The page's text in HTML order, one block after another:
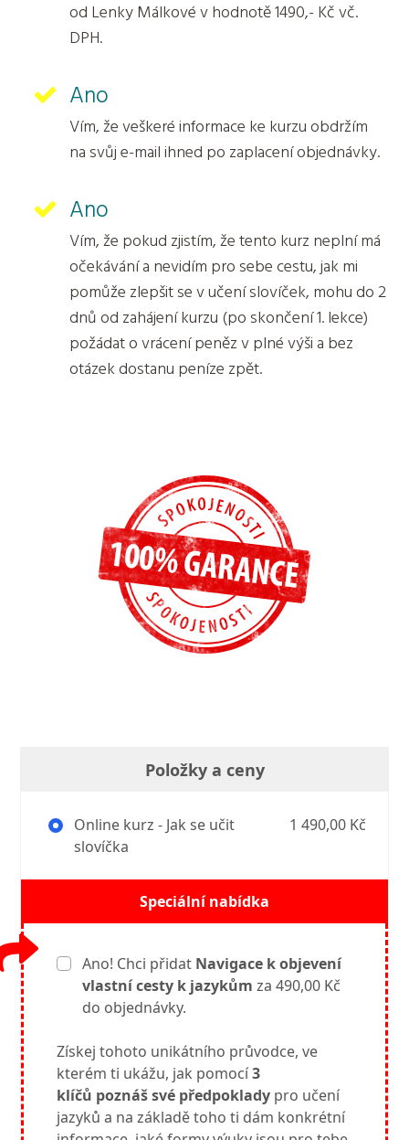
od Lenky Málkové v hodnotě 1490,- Kč vč.
DPH.
Ano
Vím, že veškeré informace ke kurzu obdržím
na svůj e-mail ihned po zaplacení objednávky.
Ano
Vím, že pokud zjistím, že tento kurz neplní má
očekávání a nevidím pro sebe cestu, jak mi
pomůže zlepšit se v učení slovíček, mohu do 2
dnů od zahájení kurzu (po skončení 1. lekce)
požádat o vrácení peněz v plné výši a bez
otázek dostanu peníze zpět.
Položky a ceny
Online kurz - Jak se učit
slovíčka
1 490,00 Kč
Speciální nabídka
Ano! Chci přidat Navigace k objevení
vlastní cesty k jazykům za 490,00 Kč
do objednávky.
Získej tohoto unikátního průvodce, ve
kterém ti ukážu, jak pomocí3
klíčů poznáš své předpoklady pro učení
jazyků a na základě toho ti dám konkrétní